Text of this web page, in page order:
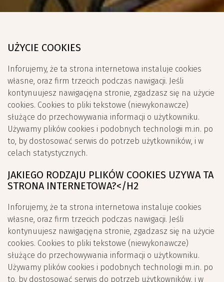
UŻYCIE COOKIES
Inforujemy, że ta strona internetowa instaluje cookies
własne, oraz firm trzecich podczas nawigacji. Jeśli
kontynuujesz nawigacjęna stronie, zgadzasz się na użycie
cookies. Cookies to pliki tekstowe (niewykonawcze)
służące do przechowywania informacji o użytkowniku.
Używamy plików cookies i podobnych technologii m.in. po
to, by dostosować serwis do potrzeb użytkowników, i w
celach statystycznych.
JAKIEGO RODZAJU PLIKÓW COOKIES UZYWA TA
STRONA INTERNETOWA?</H2
Inforujemy, że ta strona internetowa instaluje cookies
własne, oraz firm trzecich podczas nawigacji. Jeśli
kontynuujesz nawigacjęna stronie, zgadzasz się na użycie
cookies. Cookies to pliki tekstowe (niewykonawcze)
służące do przechowywania informacji o użytkowniku.
Używamy plików cookies i podobnych technologii m.in. po
to, by dostosować serwis do potrzeb użytkowników, i w